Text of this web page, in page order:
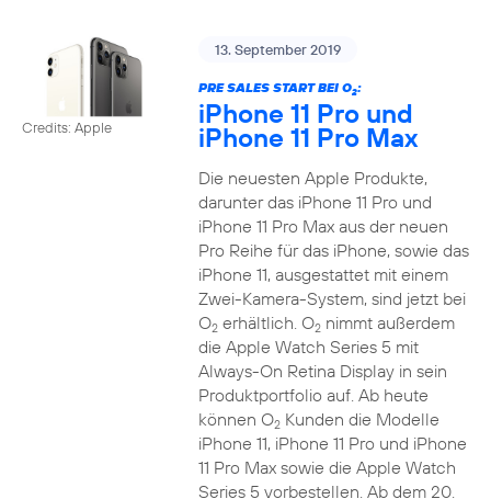
Credits: Apple
13. September 2019
PRE SALES START BEI O2:
iPhone 11 Pro und
iPhone 11 Pro Max
Die neuesten Apple Produkte,
darunter das iPhone 11 Pro und
iPhone 11 Pro Max aus der neuen
Pro Reihe für das iPhone, sowie das
iPhone 11, ausgestattet mit einem
Zwei-Kamera-System, sind jetzt bei
O2erhältlich. O2nimmt außerdem
die Apple Watch Series 5 mit
Always-On Retina Display in sein
Produktportfolio auf. Ab heute
können O2Kunden die Modelle
iPhone 11, iPhone 11 Pro und iPhone
11 Pro Max sowie die Apple Watch
Series 5 vorbestellen. Ab dem 20.